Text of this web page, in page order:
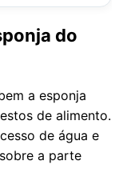
do
a esponja
de alimento.
de água e
a parte